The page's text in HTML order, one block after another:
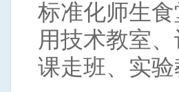
标准化师生
用技术教室
课走班、实